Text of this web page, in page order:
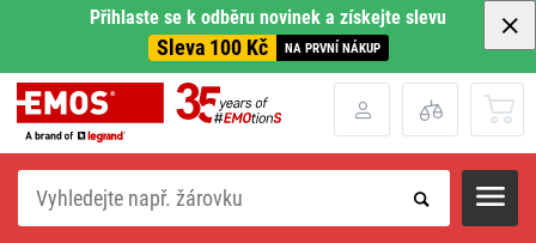
Přihlaste se k odběru novinek a získejte slevu
Sleva 100 Kč NA PRVNÍ NÁKUP
Hledat